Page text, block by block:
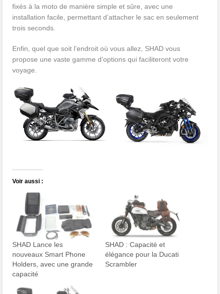
fixés à la moto de manière simple et sûre, avec une
installation facile, permettant d’attacher le sac en seulement
trois seconds.
Enfin, quel que soit l’endroit où vous allez, SHAD vous
propose une vaste gamme d’options qui faciliteront votre
voyage.
Voir aussi :
SHAD Lance les
nouveaux Smart Phone
Holders, avec une grande
capacité
SHAD : Capacité et
élégance pour la Ducati
Scrambler